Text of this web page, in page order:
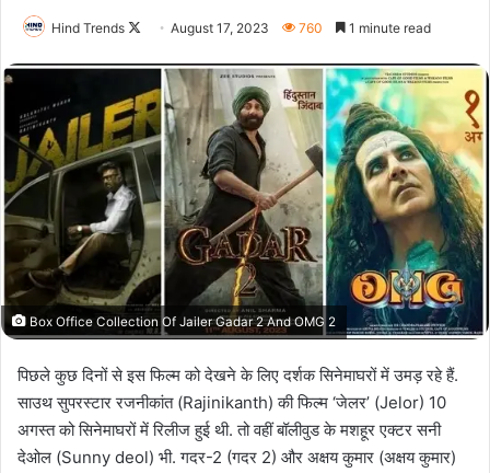
Hind Trends
FollowAugust 17, 2023 760 1 minute read
Box Office Collection Of Jailer Gadar 2 And OMG 2
पिछले कुछ दिनों से इस फिल्म को देखने के लिए दर्शक सिनेमाघरों में उमड़ रहे हैं.
साउथ सुपरस्टार रजनीकांत (Rajinikanth) की फिल्म ‘जेलर’ (Jelor) 10
अगस्त को सिनेमाघरों में रिलीज हुई थी. तो वहीं बॉलीवुड के मशहूर एक्टर सनी
देओल (Sunny deol) भी. गदर-2 (गदर 2) और अक्षय कुमार (अक्षय कुमार)